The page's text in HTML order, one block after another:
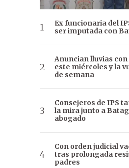
Ex funcionaria del
ser imputada con
Anuncian lluvias
este miércoles y la
de semana
Consejeros de IPS
la mira junto a
abogado
Con orden judicial
tras prolongada
padres